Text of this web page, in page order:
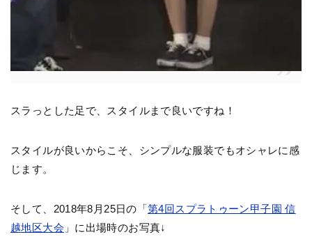
スラっとした足で、スタイルまで良いですね！
スタイルが良いからこそ、シンプルな服装でもオシャレに感
じます。
そして、2018年8月25日の「第4回スプラトゥーン甲子園 信
越地区大会 」に出場時のお写真↓